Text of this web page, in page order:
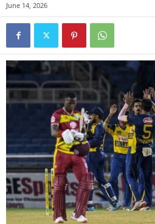
June 14, 2026